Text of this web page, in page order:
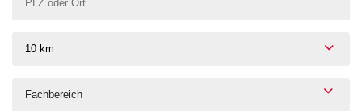
10 km
Fachbereich